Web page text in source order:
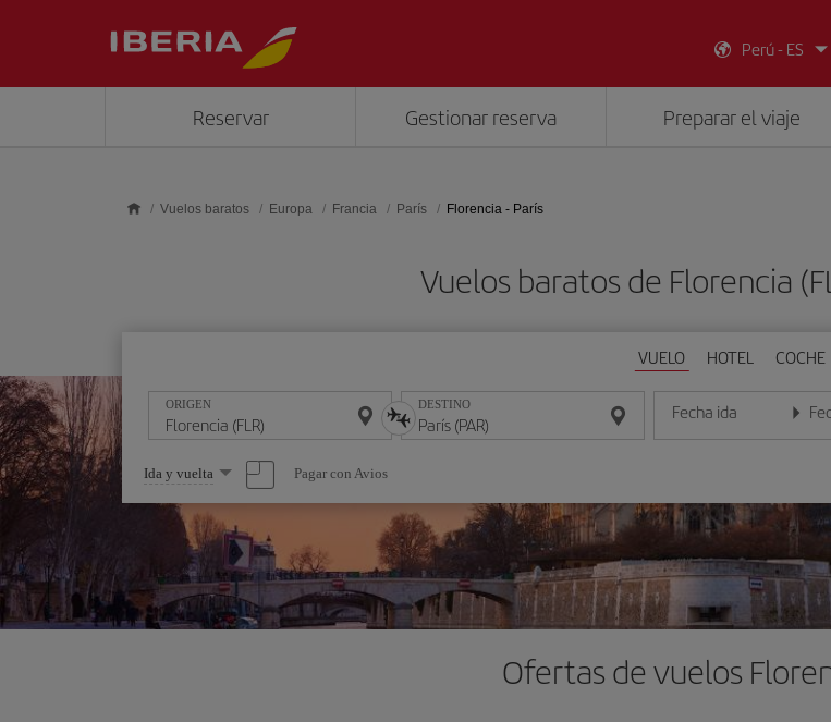
Perú - ES
Reservar Gestionar reserva Preparar el viaje
Vuelos baratos Europa Francia París Florencia - París
Vuelos baratos de Florencia
VUELO HOTEL COCHE
ORIGEN DESTINO Fecha ida
Introduce la fecha en
Seleccione
una
opción
Ida y vuelta Pagar con Avios
Ofertas de vuelos